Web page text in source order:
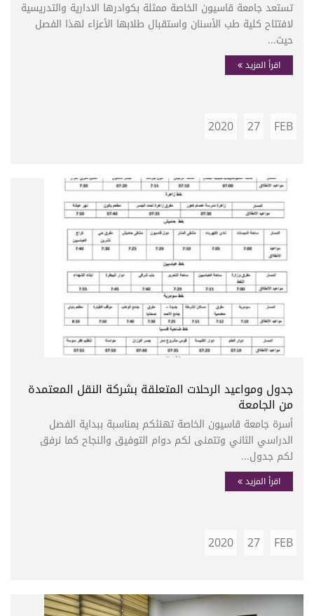
تستعد جامعة قاسيون الخاصة ممثلة بكوادرها الادارية والتدريسية
لافتتاح كلية طب الأسنان واستقبال طلابها الأعزاء لهذا الفصل
حيث...
اقرأ المزيد
FEB
27
2020
جدول ومواعيد الرحلات المتعلقة بشركة النقل المعتمدة
من الجامعة
أسرة جامعة قاسيون الخاصة تهنئكم بمناسبة ببداية الفصل
الدراسي الثاني وتتمنى لكم دوام التوفيق والنجاح كما نرفق
لكم جدول...
اقرأ المزيد
FEB
27
2020